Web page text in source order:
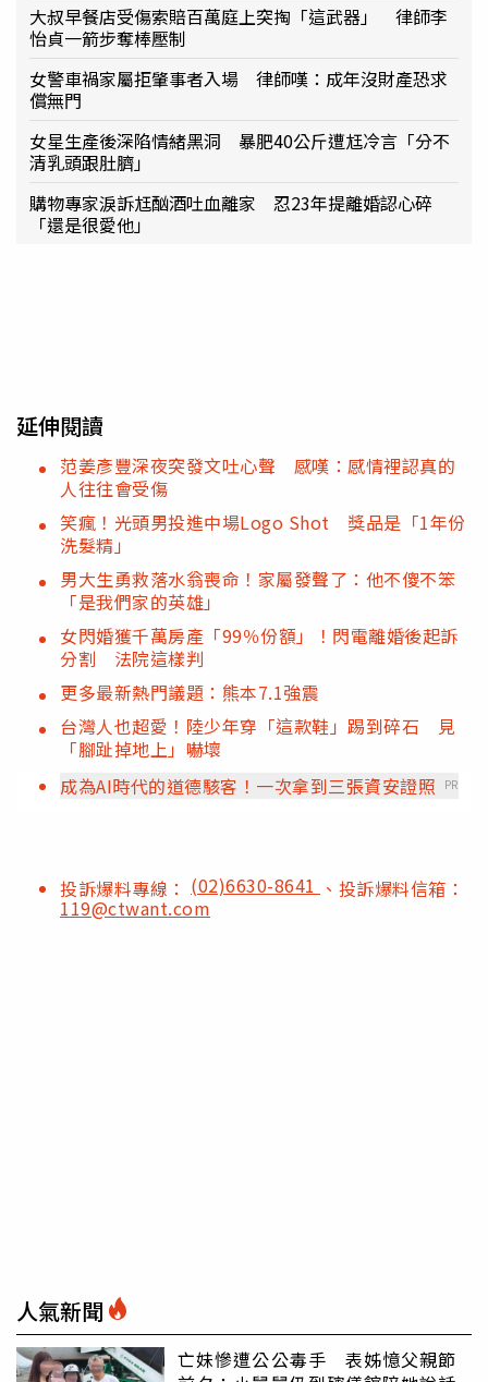
大叔早餐店受傷索賠百萬庭上突掏「這武器」 律師李
怡貞一箭步奪棒壓制
女警車禍家屬拒肇事者入場 律師嘆：成年沒財產恐求
償無門
女星生產後深陷情緒黑洞 暴肥40公斤遭尪冷言「分不
清乳頭跟肚臍」
購物專家淚訴尪酗酒吐血離家 忍23年提離婚認心碎
「還是很愛他」
延伸閱讀
范姜彥豐深夜突發文吐心聲 感嘆：感情裡認真的
人往往會受傷
笑瘋！光頭男投進中場Logo Shot 獎品是「1年份
洗髮精」
男大生勇救落水翁喪命！家屬發聲了：他不傻不笨
「是我們家的英雄」
女閃婚獲千萬房產「99％份額」！閃電離婚後起訴
分割 法院這樣判
更多最新熱門議題：熊本7.1強震
台灣人也超愛！陸少年穿「這款鞋」踢到碎石 見
「腳趾掉地上」嚇壞
成為AI時代的道德駭客！一次拿到三張資安證照
PR
投訴爆料專線： (02)6630-8641 、投訴爆料信箱：
119@ctwant.com
人氣新聞
亡妹慘遭公公毒手 表姊憶父親節